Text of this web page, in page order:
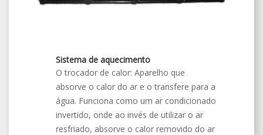
Sistema de aquecimento
O trocador de calor: Aparelho que
absorve o calor do ar e o transfere para a
água. Funciona como um ar condicionado
invertido, onde ao invés de utilizar o ar
resfriado, absorve o calor removido do ar